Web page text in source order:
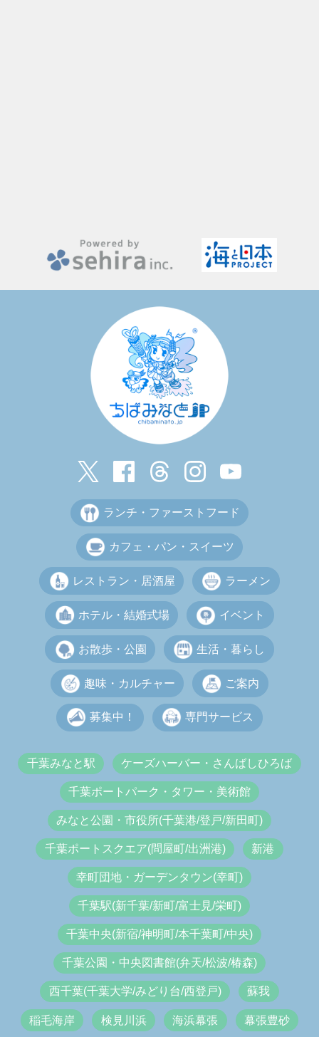
ランチ・ファーストフード
カフェ・パン・スイーツ
レストラン・居酒屋 ラーメン
ホテル・結婚式場 イベント
お散歩・公園 生活・暮らし
趣味・カルチャー ご案内
募集中！ 専門サービス
千葉みなと駅 ケーズハーバー・さんばしひろば
千葉ポートパーク・タワー・美術館
みなと公園・市役所(千葉港/登戸/新田町)
千葉ポートスクエア(問屋町/出洲港) 新港
幸町団地・ガーデンタウン(幸町)
千葉駅(新千葉/新町/富士見/栄町)
千葉中央(新宿/神明町/本千葉町/中央)
千葉公園・中央図書館(弁天/松波/椿森)
西千葉(千葉大学/みどり台/西登戸) 蘇我
稲毛海岸 検見川浜 海浜幕張 幕張豊砂